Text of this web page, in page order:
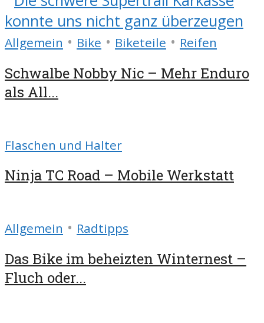
Allgemein • Bike • Biketeile • Reifen
Schwalbe Nobby Nic – Mehr Enduro
als All...
Flaschen und Halter
Ninja TC Road – Mobile Werkstatt
Allgemein • Radtipps
Das Bike im beheizten Winternest –
Fluch oder...